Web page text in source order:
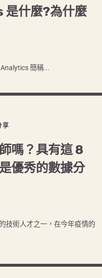
什麼?為什麼
簡稱...
享
嗎？具有這 8
優秀的數據分
技術人才之一，在今年疫情的